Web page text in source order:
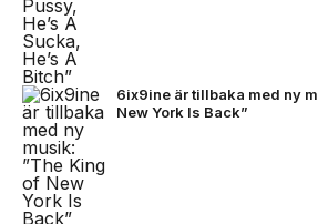
6ix9ine är tillbaka med ny
New York Is Back”